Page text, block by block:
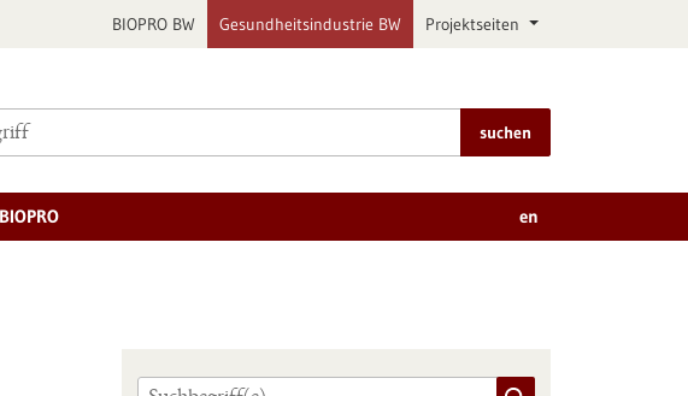
BIOPRO BW Gesundheitsindustrie BW Projektseiten
suchen
en